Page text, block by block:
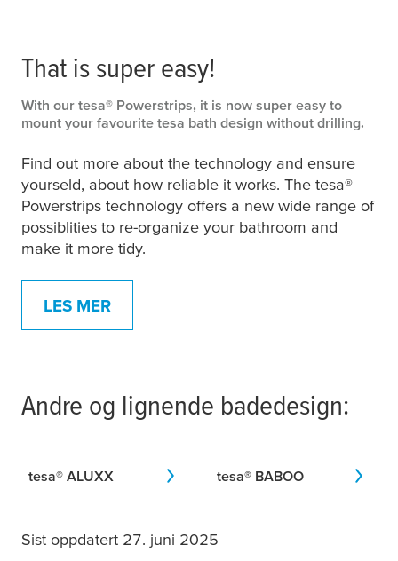
That is super easy!
With our tesa® Powerstrips, it is now super easy to
mount your favourite tesa bath design without drilling.
Find out more about the technology and ensure
yourseld, about how reliable it works. The tesa®
Powerstrips technology offers a new wide range of
possiblities to re-organize your bathroom and
make it more tidy.
LES MER
Andre og lignende badedesign:
tesa® ALUXX tesa® BABOO
Sist oppdatert 27. juni 2025